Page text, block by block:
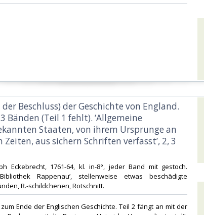
Beschluss) der Geschichte von England.
Bänden (Teil 1 fehlt). ‘Allgemeine
Staaten, von ihrem Ursprunge an
aus sichern Schriften verfasst’, 2, 3
Eckebrecht, 1761-64, kl. in-8°, jeder Band mit gestoch.
Rappenau’, stellenweise etwas beschädigte
R.-schildchenen, Rotschnitt.‎
Ende der Englischen Geschichte. Teil 2 fängt an mit der